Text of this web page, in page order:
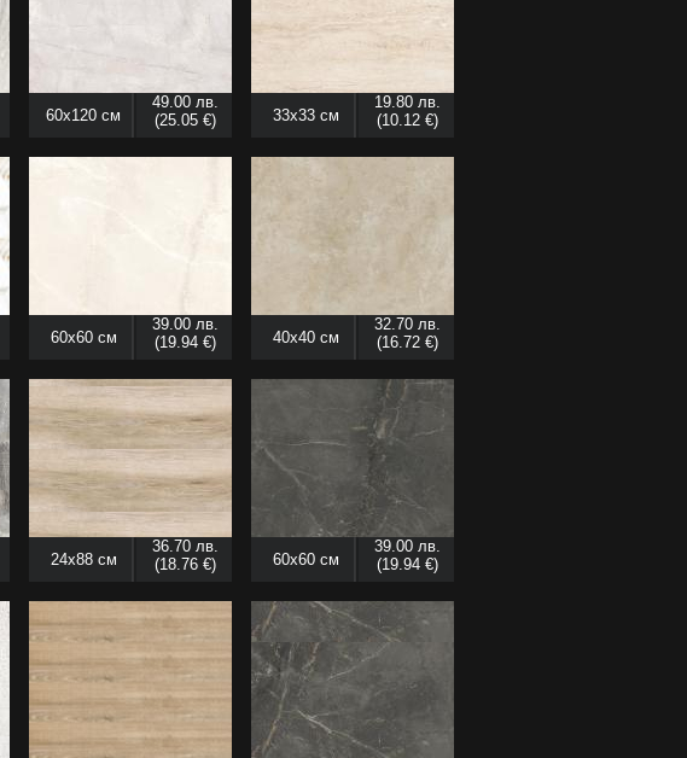
60x120 см
49.00 лв.
(25.05 €)
33x33 см
19.80 лв.
(10.12 €)
60x60 см
39.00 лв.
(19.94 €)
40x40 см
32.70 лв.
(16.72 €)
24x88 см
36.70 лв.
(18.76 €)
60x60 см
39.00 лв.
(19.94 €)